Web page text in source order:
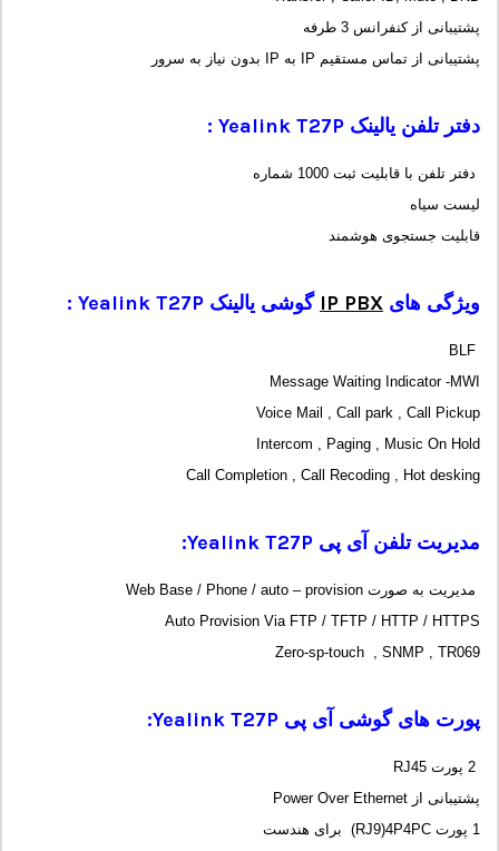
پشتیبانی از کنفرانس 3 طرفه
پشتیبانی از تماس مستقیم IP به IP بدون نیاز به سرور
دفتر تلفن یالینک Yealink T27P :
دفتر تلفن با قابلیت ثبت 1000 شماره
لیست سیاه
قابلیت جستجوی هوشمند
ویژگی های IP PBX گوشی یالینک Yealink T27P
:
BLF
Message Waiting Indicator -MWI
Voice Mail , Call park , Call Pickup
Intercom , Paging , Music On Hold
Call Completion , Call Recoding , Hot desking
مدیریت تلفن آی پی Yealink T27P
:
مدیریت به صورت Web Base / Phone / auto – provision
Auto Provision Via FTP / TFTP / HTTP / HTTPS
Zero-sp-touch , SNMP , TR069
پورت های گوشی آی پی Yealink T27P
:
پشتیبانی از Power Over Ethernet
1 پورت RJ9)4P4PC) برای هندست